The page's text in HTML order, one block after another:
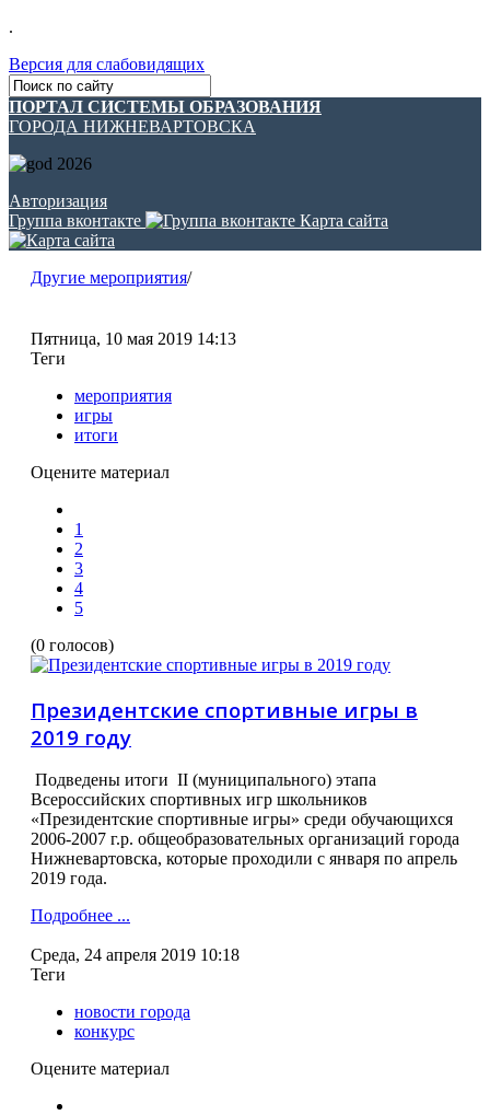
.
Версия для слабовидящих
ПОРТАЛ СИСТЕМЫ ОБРАЗОВАНИЯ
ГОРОДА НИЖНЕВАРТОВСКА
Авторизация
Группа вконтакте
Карта сайта
Другие мероприятия/
Пятница, 10 мая 2019 14:13
Теги
мероприятия
игры
итоги
Оцените материал
1
2
3
4
5
(0 голосов)
Президентские спортивные игры в
2019 году
Подведены итоги II (муниципального) этапа
Всероссийских спортивных игр школьников
«Президентские спортивные игры» среди обучающихся
2006-2007 г.р. общеобразовательных организаций города
Нижневартовска, которые проходили с января по апрель
2019 года.
Подробнее ...
Среда, 24 апреля 2019 10:18
Теги
новости города
конкурс
Оцените материал